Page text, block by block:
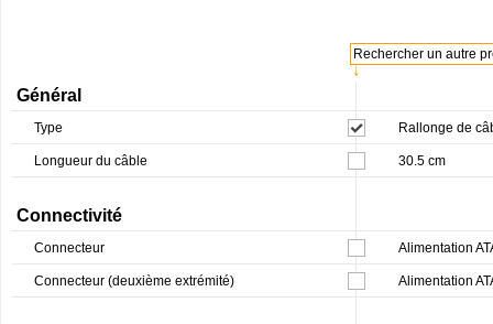
↓
Rechercher un autre
Général
Type Rallonge de
Longueur du câble 30.5 cm
Connectivité
Connecteur Alimentation
Connecteur (deuxième extrémité) Alimentation